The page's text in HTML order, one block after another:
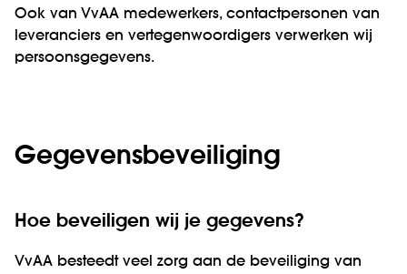
Ook van VvAA medewerkers, contactpersonen van
leveranciers en vertegenwoordigers verwerken wij
persoonsgegevens.
Gegevensbeveiliging
Hoe beveiligen wij je gegevens?
VvAA besteedt veel zorg aan de beveiliging van